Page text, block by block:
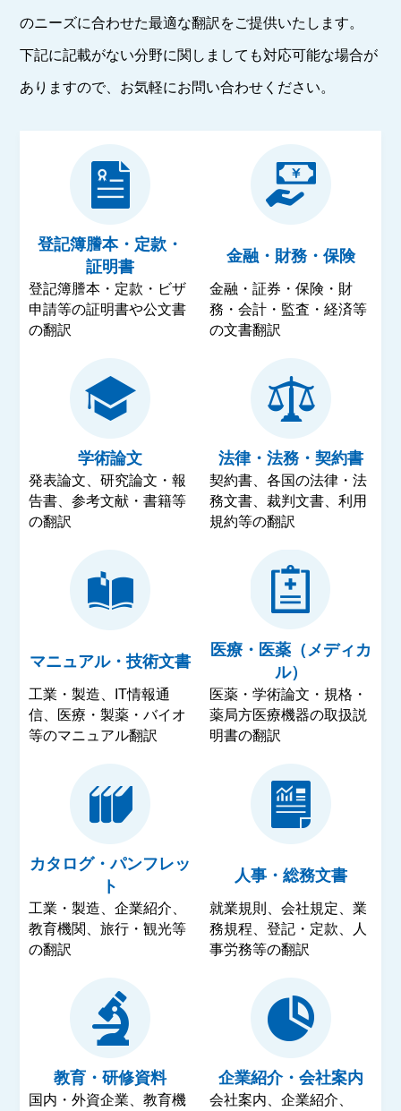
のニーズに合わせた最適な翻訳をご提供いたします。
下記に記載がない分野に関しましても対応可能な場合が
ありますので、お気軽にお問い合わせください。
登記簿謄本・定款・
証明書
登記簿謄本・定款・ビザ
申請等の証明書や公文書
の翻訳
金融・財務・保険
金融・証券・保険・財
務・会計・監査・経済等
の文書翻訳
学術論文
発表論文、研究論文・報
告書、参考文献・書籍等
の翻訳
法律・法務・契約書
契約書、各国の法律・法
務文書、裁判文書、利用
規約等の翻訳
マニュアル・技術文書
工業・製造、IT情報通
信、医療・製薬・バイオ
等のマニュアル翻訳
医療・医薬（メディカ
ル）
医薬・学術論文・規格・
薬局方医療機器の取扱説
明書の翻訳
カタログ・パンフレッ
ト
工業・製造、企業紹介、
教育機関、旅行・観光等
の翻訳
人事・総務文書
就業規則、会社規定、業
務規程、登記・定款、人
事労務等の翻訳
教育・研修資料
国内・外資企業、教育機
企業紹介・会社案内
会社案内、企業紹介、